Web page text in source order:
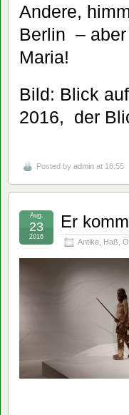
Andere,
Berlin –
Maria!
Bild: Blick
2016, der
Posted by admin at 18:55
Er
Antike Haß
Aug.
23
2016